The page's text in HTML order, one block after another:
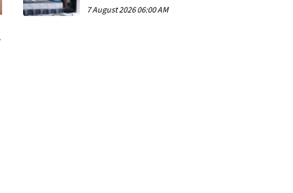
7 August 2026 06:00 AM